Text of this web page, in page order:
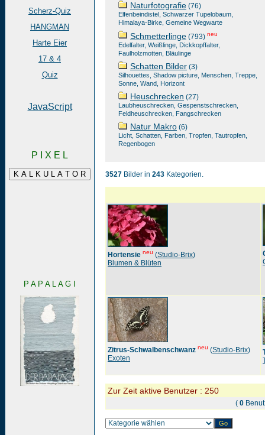
Scherz-Quiz
HANGMAN
Harte Eier
17 & 4
Quiz
JavaScript
P I X E L
P A P A L A G I
Naturfotografie (76)
Elfenbeindistel, Schwarzer Tupelobaum,
Himalaya-Birke, Gemeine Wegwarte
Schmetterlinge (793) neu
Edelfalter, Weißlinge, Dickkopffalter,
Faulholzmotten, Bläulinge
Schatten Bilder (3)
Silhouettes, Shadow picture, Menschen, Treppe,
Sonne, Wand, Horizont
Heuschrecken (27)
Laubheuschrecken, Gespenstschrecken,
Feldheuschrecken, Fangschrecken
Natur Makro (6)
Licht, Schatten, Farben, Tropfen, Tautropfen,
Regenbogen
3527 Bilder in 243 Kategorien.
Hortensie neu (Studio-Brix)
Blumen & Blüten
Zitrus-Schwalbenschwanz neu (Studio-Brix)
Exoten
Zur Zeit aktive Benutzer : 250
( 0